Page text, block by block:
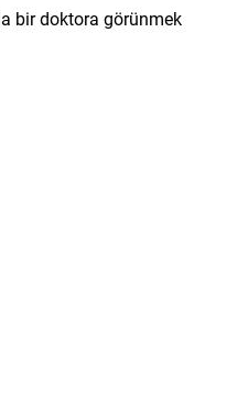
bir doktora görünmek